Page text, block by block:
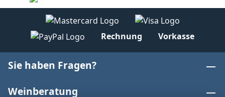
Rechnung Vorkasse
Sie haben Fragen?
Weinberatung